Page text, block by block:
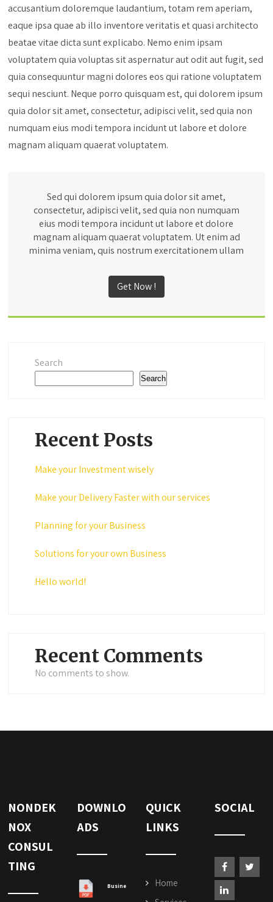
accusantium doloremque laudantium, totam rem aperiam,
eaque ipsa quae ab illo inventore veritatis et quasi architecto
beatae vitae dicta sunt explicabo. Nemo enim ipsam
voluptatem quia voluptas sit aspernatur aut odit aut fugit, sed
quia consequuntur magni dolores eos qui ratione voluptatem
sequi nesciunt. Neque porro quisquam est, qui dolorem ipsum
quia dolor sit amet, consectetur, adipisci velit, sed quia non
numquam eius modi tempora incidunt ut labore et dolore
magnam aliquam quaerat voluptatem.
Sed qui dolorem ipsum quia dolor sit amet,
consectetur, adipisci velit, sed quia non numquam
eius modi tempora incidunt ut labore et dolore
magnam aliquam quaerat voluptatem. Ut enim ad
minima veniam, quis nostrum exercitationem ullam
Get Now !
Search
Search
Recent Posts
Make your Investment wisely
Make your Delivery Faster with our services
Planning for your Business
Solutions for your own Business
Hello world!
Recent Comments
No comments to show.
NONDEK
NOX
CONSUL
TING
DOWNLO
ADS
Busine
QUICK
LINKS
Home
SOCIAL